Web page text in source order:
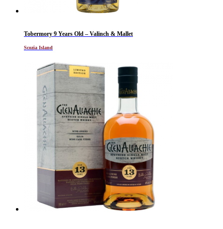
Tobermory 9 Years Old – Valinch & Mallet
Scozia Island